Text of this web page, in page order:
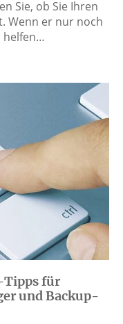
Sie, ob Sie Ihren
Wenn er nur noch
helfen…
Tipps für
und Backup-